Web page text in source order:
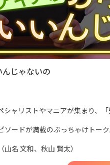
じゃないの
シャリストやマニアが集まり、
ソードが満載のぶっちゃけトー
山名 文和、秋山 賢太）